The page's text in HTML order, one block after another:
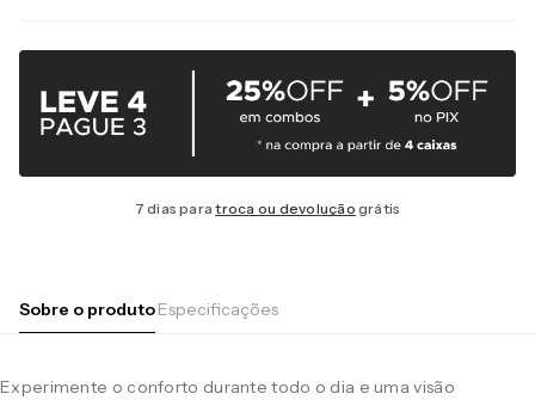
7 dias paratroca ou devolução grátis
Sobre o produtoEspecificações
Experimente o conforto durante todo o dia e uma visão